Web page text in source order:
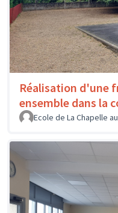
Réalisation d'une
ensemble dans la
Ecole de La Chapelle